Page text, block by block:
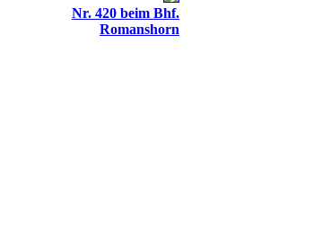
Nr. 420 beim Bhf.
Romanshorn